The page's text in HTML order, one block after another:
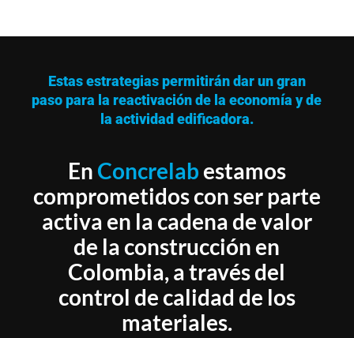
Estas estrategias permitirán dar un gran
paso para la reactivación de la economía y de
la actividad edificadora.
En Concrelab estamos
comprometidos con ser parte
activa en la cadena de valor
de la construcción en
Colombia, a través del
control de calidad de los
materiales.